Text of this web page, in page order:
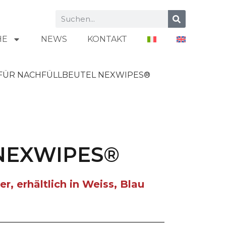
NEWS KONTAKT
NACHFÜLLBEUTEL NEXWIPES®
erhältlich in Weiss, Blau